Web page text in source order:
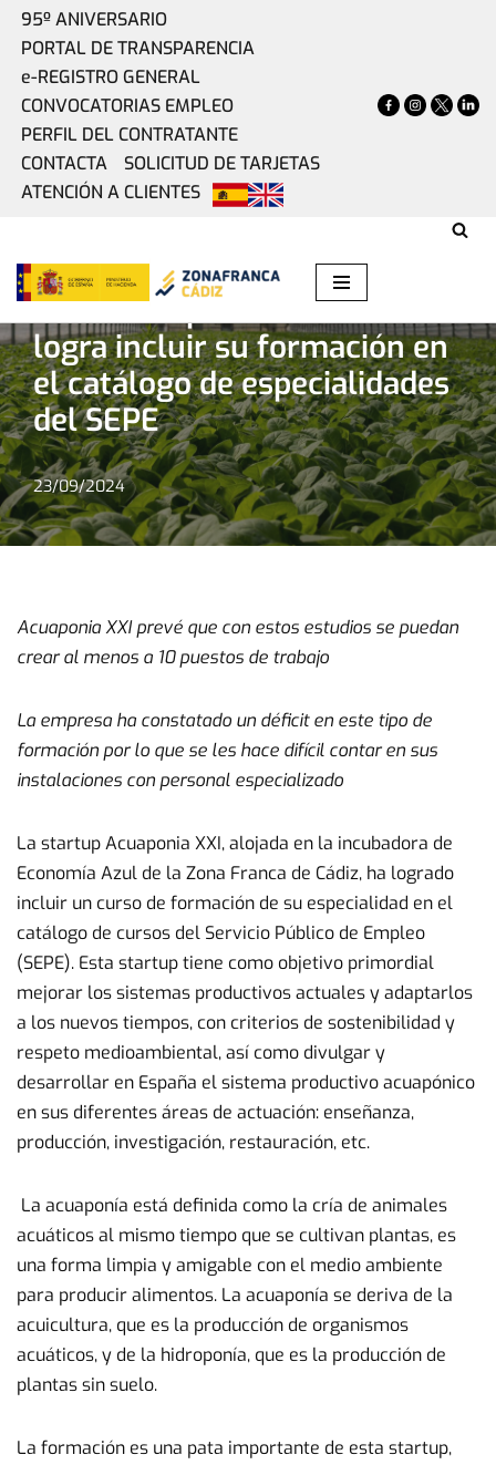
95º ANIVERSARIO
PORTAL DE TRANSPARENCIA
e-REGISTRO GENERAL
CONVOCATORIAS EMPLEO
PERFIL DEL CONTRATANTE
CONTACTA
SOLICITUD DE TARJETAS
ATENCIÓN A CLIENTES
Una startup de Incubazul logra incluir
Una startup de Incubazul
logra incluir su formación en
el catálogo de especialidades
del SEPE
23/09/2024
Acuaponia XXI prevé que con estos estudios se puedan
crear al menos a 10 puestos de trabajo
La empresa ha constatado un déficit en este tipo de
formación por lo que se les hace difícil contar en sus
instalaciones con personal especializado
La startup Acuaponia XXI, alojada en la incubadora de
Economía Azul de la Zona Franca de Cádiz, ha logrado
incluir un curso de formación de su especialidad en el
catálogo de cursos del Servicio Público de Empleo
(SEPE). Esta startup tiene como objetivo primordial
mejorar los sistemas productivos actuales y adaptarlos
a los nuevos tiempos, con criterios de sostenibilidad y
respeto medioambiental, así como divulgar y
desarrollar en España el sistema productivo acuapónico
en sus diferentes áreas de actuación: enseñanza,
producción, investigación, restauración, etc.
La acuaponía está definida como la cría de animales
acuáticos al mismo tiempo que se cultivan plantas, es
una forma limpia y amigable con el medio ambiente
para producir alimentos. La acuaponía se deriva de la
acuicultura, que es la producción de organismos
acuáticos, y de la hidroponía, que es la producción de
plantas sin suelo.
La formación es una pata importante de esta startup,